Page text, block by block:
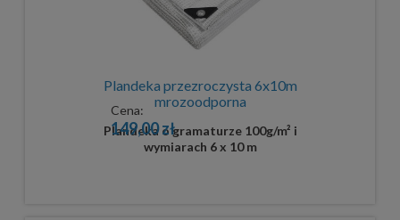
Plandeka przezroczysta 6x10m
mrozoodporna
Plandeka o gramaturze 100g/m² i
wymiarach 6 x 10 m
Cena:
149,00 zł